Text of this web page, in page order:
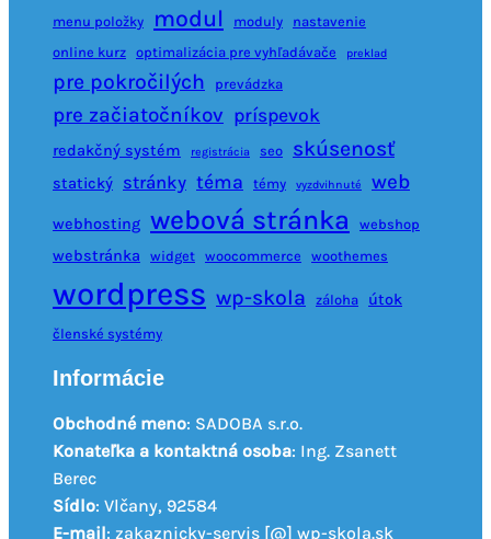
menu položky modul moduly
nastavenie
online kurz optimalizácia pre vyhľadávače preklad
pre pokročilých prevádzka
pre začiatočníkov príspevok
redakčný systém registrácia seo skúsenosť
statický stránky téma témy vyzdvihnuté web
webhosting webová stránka webshop
webstránka widget woocommerce woothemes
wordpress wp-skola záloha útok
členské systémy
Informácie
Obchodné meno: SADOBA s.r.o.
Konateľka a kontaktná osoba: Ing. Zsanett
Berec
Sídlo: Vlčany, 92584
E-mail: zakaznicky-servis [@] wp-skola.sk